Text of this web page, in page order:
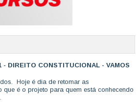
- DIREITO CONSTITUCIONAL - VAMOS
Hoje é dia de retomar as
que é o projeto para quem está conhecendo